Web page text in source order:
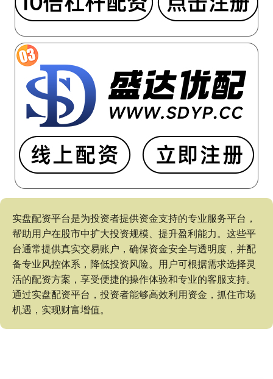
实盘配资平台是为投资者提供资金支持的专业服务平台，
帮助用户在股市中扩大投资规模、提升盈利能力。这些平
台通常提供真实交易账户，确保资金安全与透明度，并配
备专业风控体系，降低投资风险。用户可根据需求选择灵
活的配资方案，享受便捷的操作体验和专业的客服支持。
通过实盘配资平台，投资者能够高效利用资金，抓住市场
机遇，实现财富增值。